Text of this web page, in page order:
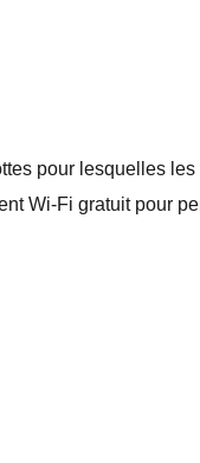
pour lesquelles
Wi-Fi gratuit pour